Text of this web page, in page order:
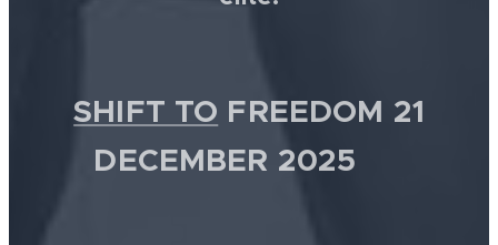
SHIFT TO FREEDOM 21
DECEMBER 2025 💫